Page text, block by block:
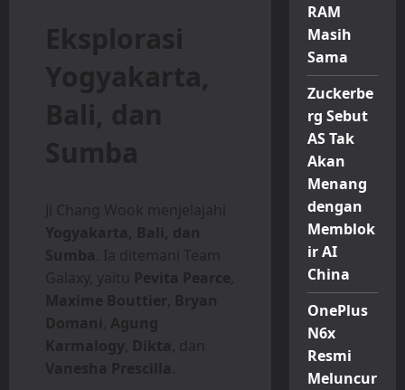
Eksplorasi
Yogyakarta,
Bali, dan
Sumba
Ji Chang Wook menjelajahi
Yogyakarta, Bali, dan
Sumba. Ia ditemani Team
Galaxy, yaitu Pevita Pearce,
Maxime Bouttier, Bryan
Domani, Agung
Karmalogy, Dikta, dan
Vanesha Prescilla.
RAM
Masih
Sama
Zuckerbe
rg Sebut
AS Tak
Akan
Menang
dengan
Memblok
ir AI
China
OnePlus
N6x
Resmi
Meluncur